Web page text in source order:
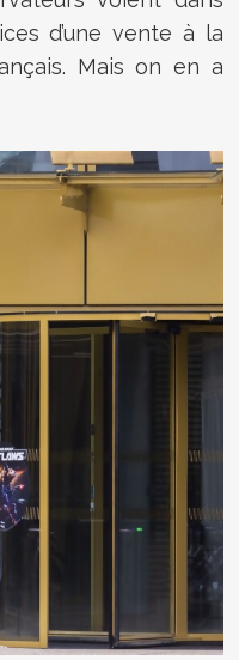
d’une vente à la
Mais on en a